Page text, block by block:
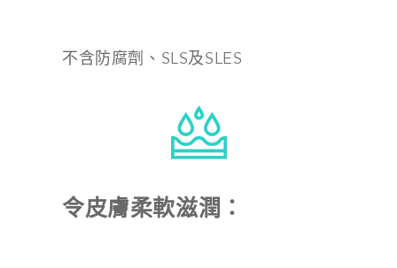
不含防腐劑、SLS及SLES
令皮膚柔軟滋潤：